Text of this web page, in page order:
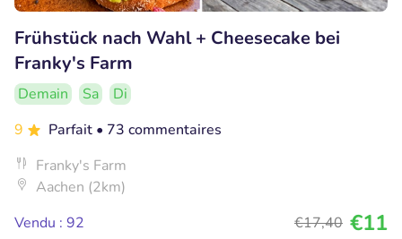
Frühstück nach Wahl + Cheesecake bei
Franky's Farm
Demain Sa
Di
9
Parfait • 73 commentaires
Franky's Farm
Aachen (2km)
Vendu : 92
€17,40 €11